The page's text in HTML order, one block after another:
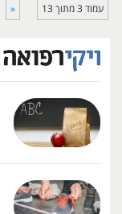
עמוד 3 מתוך 13 «